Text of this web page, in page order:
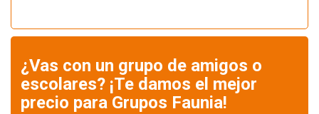
¿Vas con un grupo de amigos o
escolares? ¡Te damos el mejor
precio para Grupos Faunia!